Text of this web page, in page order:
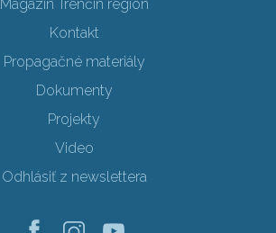
Magazín Trenčín región
Kontakt
Propagačné materiály
Dokumenty
Projekty
Video
Odhlásiť z newslettera